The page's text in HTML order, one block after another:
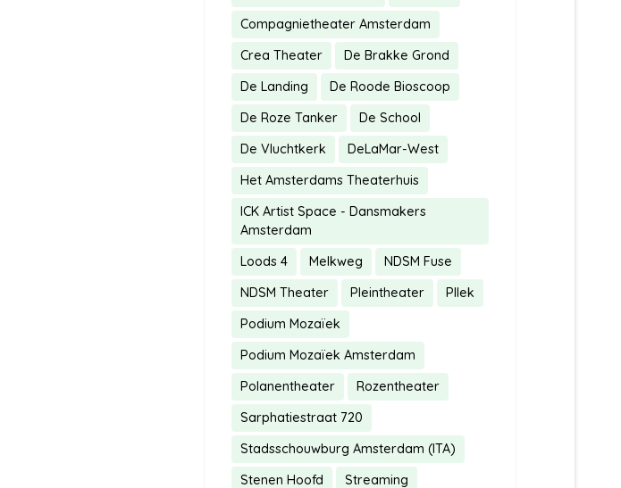
Compagnietheater Amsterdam
Crea Theater
De Brakke Grond
De Landing
De Roode Bioscoop
De Roze Tanker
De School
De Vluchtkerk
DeLaMar-West
Het Amsterdams Theaterhuis
ICK Artist Space - Dansmakers
Amsterdam
Loods 4
Melkweg
NDSM Fuse
NDSM Theater
Pleintheater
Pllek
Podium Mozaïek
Podium Mozaïek Amsterdam
Polanentheater
Rozentheater
Sarphatiestraat 720
Stadsschouwburg Amsterdam (ITA)
Stenen Hoofd
Streaming